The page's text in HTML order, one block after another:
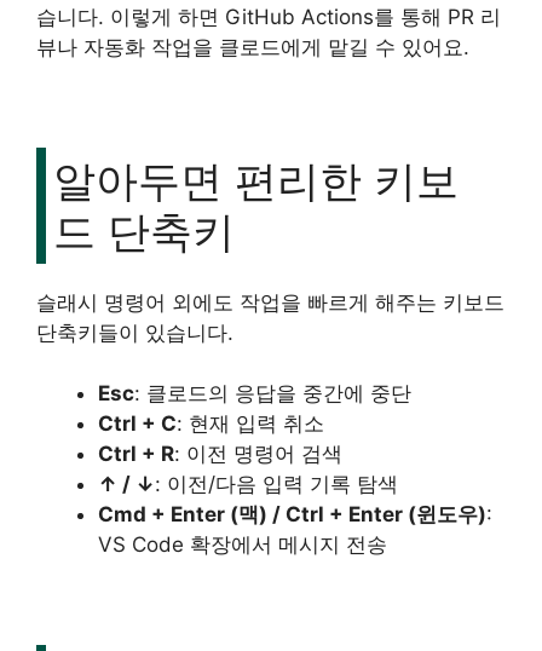
습니다. 이렇게 하면 GitHub Actions를 통해 PR 리
뷰나 자동화 작업을 클로드에게 맡길 수 있어요.
알아두면 편리한 키보
드 단축키
슬래시 명령어 외에도 작업을 빠르게 해주는 키보드
단축키들이 있습니다.
Esc: 클로드의 응답을 중간에 중단
Ctrl + C: 현재 입력 취소
Ctrl + R: 이전 명령어 검색
↑ / ↓: 이전/다음 입력 기록 탐색
Cmd + Enter (맥) / Ctrl + Enter (윈도우):
VS Code 확장에서 메시지 전송